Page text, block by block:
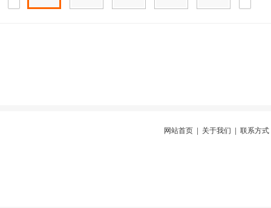
网站首页| 关于我们 联系方式